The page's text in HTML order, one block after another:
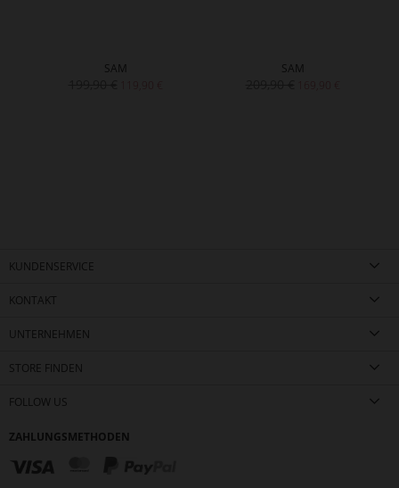
SAM SAM
KUNDENSERVICE
KONTAKT
UNTERNEHMEN
STORE FINDEN
FOLLOW US
ZAHLUNGSMETHODEN